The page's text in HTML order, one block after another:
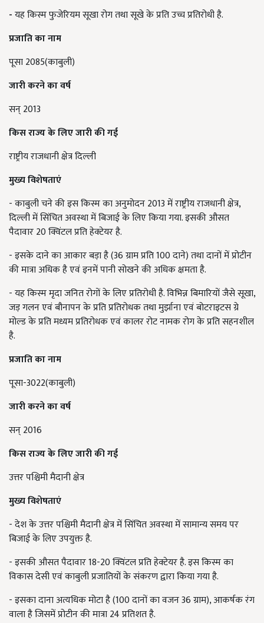
-यह किस्म फुजेरियम सूखा रोग तथा सूखे के प्रति उच्च प्रतिरोधी है.
प्रजाति का नाम
पूसा 2085(काबुली)
जारी करने का वर्ष
सन् 2013
किस राज्य के लिए जारी की गई
राष्ट्रीय राजधानी क्षेत्र दिल्ली
मुख्य विशेषताएं
- काबुली चने की इस किस्म का अनुमोदन 2013 में राष्ट्रीय राजधानी क्षेत्र,
दिल्ली में सिंचित अवस्था में बिजाई के लिए किया गया. इसकी औसत
पैदावार 20 क्विंटल प्रति हेक्टेयर है.
- इसके दाने का आकार बड़ा है (36 ग्राम प्रति 100 दाने) तथा दानों में प्रोटीन
की मात्रा अधिक है एवं इनमें पानी सोखने की अधिक क्षमता है.
- यह किस्म मृदा जनित रोगों के लिए प्रतिरोधी है. विभिन्न बिमारियों जैसे सूखा,
जड़ गलन एवं बौनापन के प्रति प्रतिरोधक तथा मुर्झाना एवं बोटराइटस ग्रे
मोल्ड के प्रति मध्यम प्रतिरोधक एवं कालर रोट नामक रोग के प्रति सहनशील
है.
प्रजाति का नाम
पूसा-3022(काबुली)
जारी करने का वर्ष
सन् 2016
किस राज्य के लिए जारी की गई
उत्तर पश्चिमी मैदानी क्षेत्र
मुख्य विशेषताएं
- देश के उत्तर पश्चिमी मैदानी क्षेत्र में सिंचित अवस्था में सामान्य समय पर
बिजाई के लिए उपयुक्त है.
- इसकी औसत पैदावार 18-20 क्विंटल प्रति हेक्टेयर है. इस किस्म का
विकास देसी एवं काबुली प्रजातियों के संकरण द्वारा किया गया है.
- इसका दाना अत्यधिक मोटा है (100 दानों का वजन 36 ग्राम), आकर्षक रंग
वाला है जिसमें प्रोटीन की मात्रा 24 प्रतिशत है.